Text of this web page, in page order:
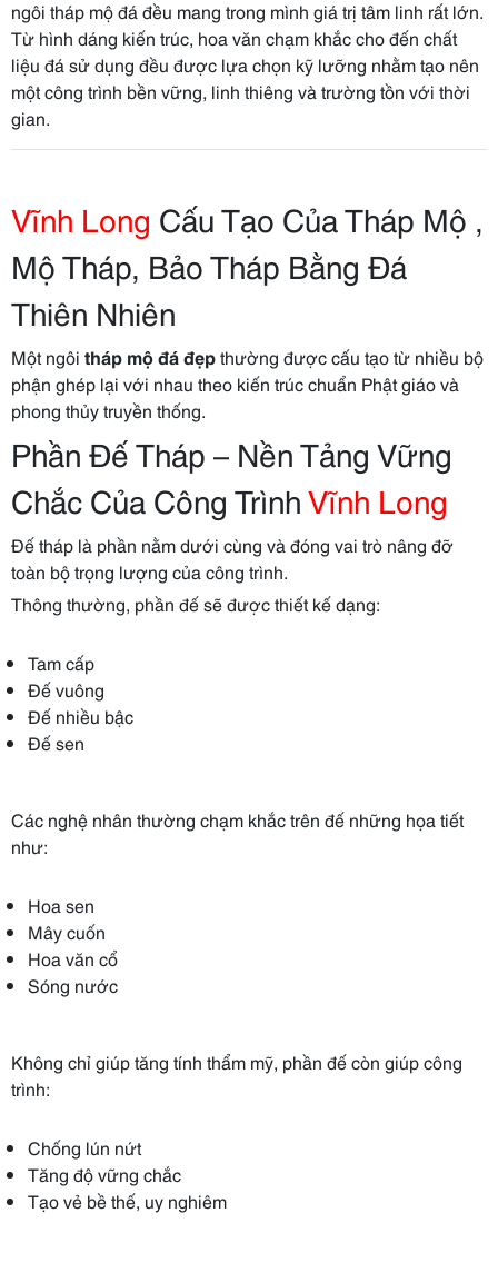
ngôi tháp mộ đá đều mang trong mình giá trị tâm linh rất lớn.
Từ hình dáng kiến trúc, hoa văn chạm khắc cho đến chất
liệu đá sử dụng đều được lựa chọn kỹ lưỡng nhằm tạo nên
một công trình bền vững, linh thiêng và trường tồn với thời
gian.
Vĩnh Long Cấu Tạo Của Tháp Mộ ,
Mộ Tháp, Bảo Tháp Bằng Đá
Thiên Nhiên
Một ngôi tháp mộ đá đẹpthường được cấu tạo từ nhiều bộ
phận ghép lại với nhau theo kiến trúc chuẩn Phật giáo và
phong thủy truyền thống.
Phần Đế Tháp – Nền Tảng Vững
Chắc Của Công TrìnhVĩnh Long
Đế tháp là phần nằm dưới cùng và đóng vai trò nâng đỡ
toàn bộ trọng lượng của công trình.
Thông thường, phần đế sẽ được thiết kế dạng:
Tam cấp
Đế vuông
Đế nhiều bậc
Đế sen
Các nghệ nhân thường chạm khắc trên đế những họa tiết
như:
Hoa sen
Mây cuốn
Hoa văn cổ
Sóng nước
Không chỉ giúp tăng tính thẩm mỹ, phần đế còn giúp công
trình:
Chống lún nứt
Tăng độ vững chắc
Tạo vẻ bề thế, uy nghiêm